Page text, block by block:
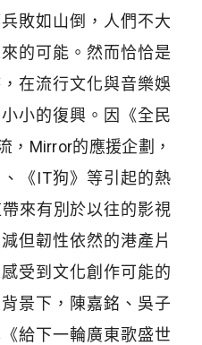
敗如山倒，人們不大
的可能。然而恰恰是
在流行文化與音樂娛
小的復興。因《全民
，Mirror的應援企劃，
《IT狗》等引起的熱
來有別於以往的影視
但韌性依然的港產片
受到文化創作可能的
景下，陳嘉銘、吳子
給下一輪廣東歌盛世